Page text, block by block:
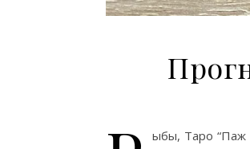
ыбы, Таро “Паж